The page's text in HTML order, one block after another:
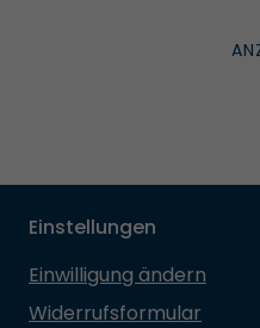
Einstellungen
Einwilligung ändern
Widerrufsformular